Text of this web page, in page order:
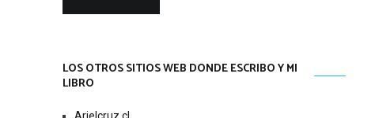
LOS OTROS SITIOS WEB DONDE ESCRIBO Y MI
LIBRO